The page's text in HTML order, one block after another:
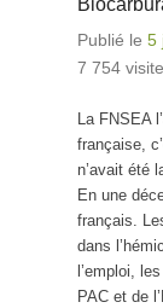
Publié le 5
7 754
La FNSEA
française,
n’avait été
En une
français.
dans
l’emploi,
PAC et de